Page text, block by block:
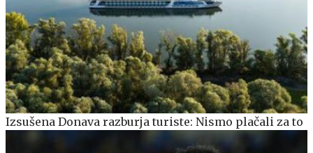
Izsušena Donava razburja turiste: Nismo plačali za to